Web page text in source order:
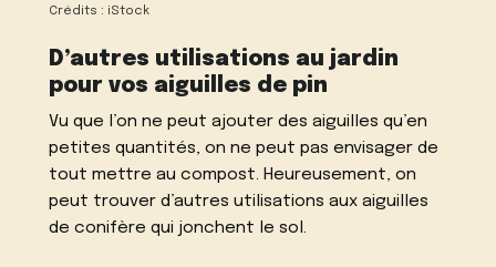
Crédits : iStock
D’autres utilisations au jardin
pour vos aiguilles de pin
Vu que l’on ne peut ajouter des aiguilles qu’en
petites quantités, on ne peut pas envisager de
tout mettre au compost. Heureusement, on
peut trouver d’autres utilisations aux aiguilles
de conifère qui jonchent le sol.